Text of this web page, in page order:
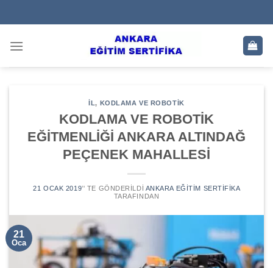
to
IL, KODLAMA VE ROBOTIK
KODLAMA VE ROBOTİK
EĞİTMENLİĞİ ANKARA ALTINDAĞ
PEÇENEK MAHALLESİ
21 OCAK 2019’' TE GÖNDERILDI ANKARA EĞITIM SERTIFIKA
TARAFINDAN
21
Oca